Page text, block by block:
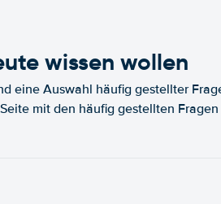
wissen wollen
eine Auswahl häufig gestellter
mit den häufig gestellten